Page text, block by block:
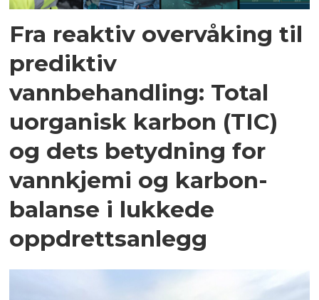
Fra reaktiv overvåking til
prediktiv
vannbehandling: Total
uorganisk karbon (TIC)
og dets betydning for
vannkjemi og karbon­
balanse i lukkede
oppdrettsanlegg